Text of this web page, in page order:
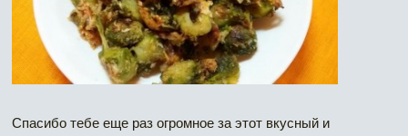
Спасибо тебе еще раз огромное за этот вкусный и